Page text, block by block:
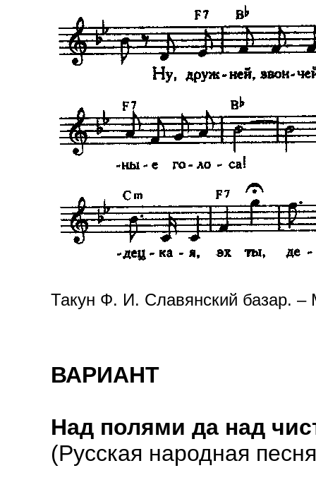
Такун Ф. И. Славянский базар.
ВАРИАНТ
Над полями да над
(Русская народная